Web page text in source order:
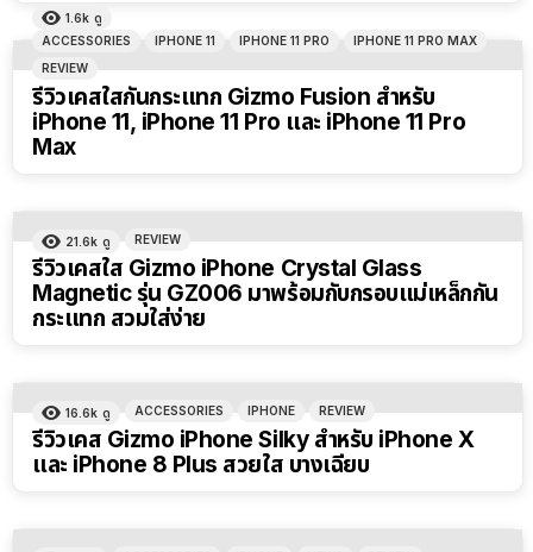
1.6k ดู
ACCESSORIES
IPHONE 11 IPHONE 11 PRO
IPHONE 11 PRO MAX
REVIEW
รีวิวเคสใสกันกระแทก Gizmo Fusion สำหรับ
iPhone 11, iPhone 11 Pro และ iPhone 11 Pro
Max
21.6k ดู REVIEW
รีวิวเคสใส Gizmo iPhone Crystal Glass
Magnetic รุ่น GZ006 มาพร้อมกับกรอบแม่เหล็กกัน
กระแทก สวมใส่ง่าย
16.6k ดู ACCESSORIES IPHONE REVIEW
รีวิวเคส Gizmo iPhone Silky สำหรับ iPhone X
และ iPhone 8 Plus สวยใส บางเฉียบ